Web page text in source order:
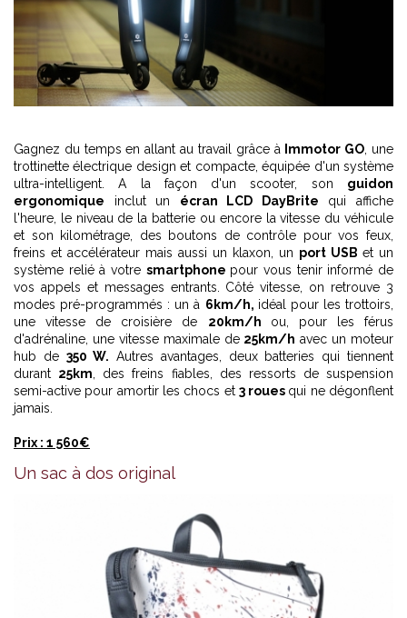
Gagnez du temps en allant au travail grâce à Immotor GO , une
trottinette électrique design et compacte, équipée d'un système
ultra-intelligent. A la façon d'un scooter, son guidon
ergonomique inclut un écran LCD DayBrite qui affiche
l'heure, le niveau de la batterie ou encore la vitesse du véhicule
et son kilométrage, des boutons de contrôle pour vos feux,
freins et accélérateur mais aussi un klaxon, un port USB et un
système relié à votre smartphone pour vous tenir informé de
vos appels et messages entrants. Côté vitesse, on retrouve 3
modes pré-programmés : un à 6km/h, idéal pour les trottoirs,
une vitesse de croisière de 20km/h ou, pour les férus
d'adrénaline, une vitesse maximale de 25km/h avec un moteur
hub de 350 W. Autres avantages, deux batteries qui tiennent
durant 25km , des freins fiables, des ressorts de suspension
semi-active pour amortir les chocs et 3 roues qui ne dégonflent
jamais.
Prix : 1 560€
Un sac à dos original